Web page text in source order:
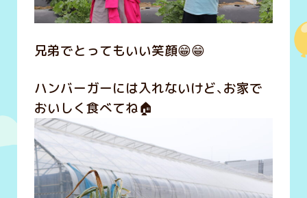
兄弟でとってもいい笑顔😁😁
ハンバーガーには入れないけど、お家で
おいしく食べてね🏠